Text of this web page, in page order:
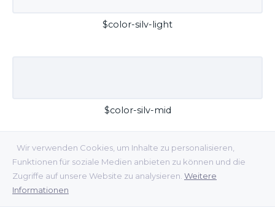
Wir verwenden Cookies, um Inhalte zu personalisieren,
Funktionen für soziale Medien anbieten zu können und die
Zugriffe auf unsere Website zu analysieren. Weitere
Informationen
$color-silv-light
$color-silv-mid